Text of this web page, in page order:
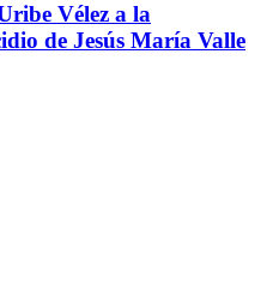
Vélez a la
de Jesús María Valle